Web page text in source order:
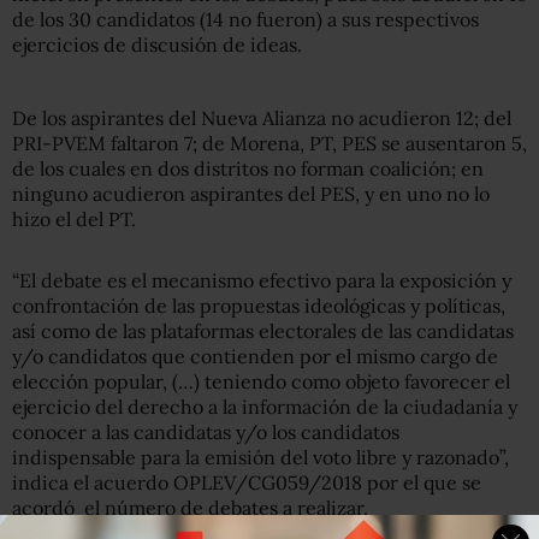
de los 30 candidatos (14 no fueron) a sus respectivos
ejercicios de discusión de ideas.
De los aspirantes del Nueva Alianza no acudieron 12; del
PRI-PVEM faltaron 7; de Morena, PT, PES se ausentaron 5,
de los cuales en dos distritos no forman coalición; en
ninguno acudieron aspirantes del PES, y en uno no lo
hizo el del PT.
“El debate es el mecanismo efectivo para la exposición y
confrontación de las propuestas ideológicas y políticas,
así como de las plataformas electorales de las candidatas
y/o candidatos que contienden por el mismo cargo de
elección popular, (…) teniendo como objeto favorecer el
ejercicio del derecho a la información de la ciudadanía y
conocer a las candidatas y/o los candidatos
indispensable para la emisión del voto libre y razonado”,
indica el acuerdo OPLEV/CG059/2018 por el que se
acordó el número de debates a realizar.